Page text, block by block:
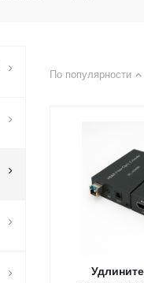
По популярности